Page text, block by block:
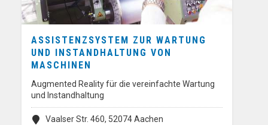
ASSISTENZSYSTEM ZUR WARTUNG
UND INSTANDHALTUNG VON
MASCHINEN
Augmented Reality für die vereinfachte Wartung
und Instandhaltung
Vaalser Str. 460, 52074 Aachen